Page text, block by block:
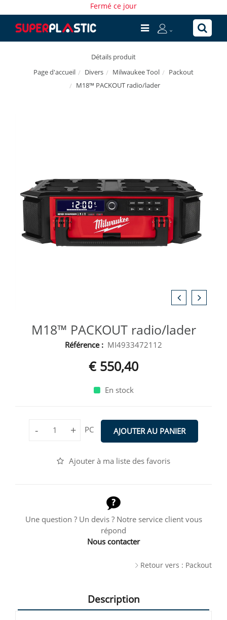
Fermé ce jour
Détails produit
Page d'accueil
Divers Milwaukee Tool
Packout
M18™ PACKOUT radio/lader
M18™ PACKOUT radio/lader
Référence : MI4933472112
€ 550,40
En stock
- + PC AJOUTER AU PANIER
Ajouter à ma liste des favoris
Une question ? Un devis ? Notre service client vous
répond
Nous contacter
Retour vers : Packout
Description